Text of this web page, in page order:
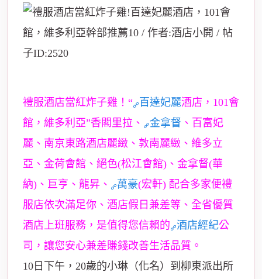
禮服酒店當紅炸子雞！“ 百達妃麗酒店，101會
館，維多利亞”香閣里拉、
金拿督 、百富妃
麗、南京東路酒店麗緻、敦南麗緻、維多立
亞、金荷會館、絕色(松江會館)、金拿督(華
納)、巨亨、龍昇、
萬豪(宏軒) 配合多家便禮
服店依次滿足你、酒店假日兼差等、全省優質
酒店上班服務，是值得您信賴的 酒店經紀公
司，讓您安心兼差賺錢改善生活品質。
10日下午，20歲的小琳（化名）到柳東派出所